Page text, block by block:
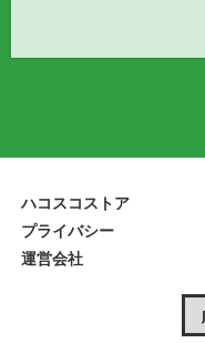
ハコスコストア
プライバシー
運営会社